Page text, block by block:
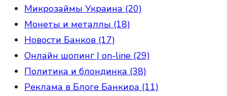
Микрозаймы Украина (20)
Монеты и металлы (18)
Новости Банков (17)
Онлайн шопинг | on-line (29)
Политика и блондинка (38)
Реклама в Блоге Банкира (11)